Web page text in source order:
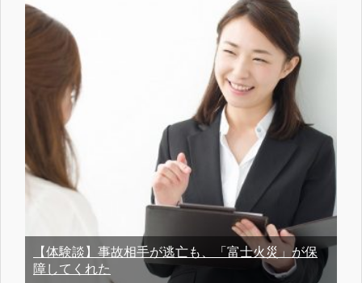
【体験談】事故相手が逃亡も、「富士火災」が保
障してくれた